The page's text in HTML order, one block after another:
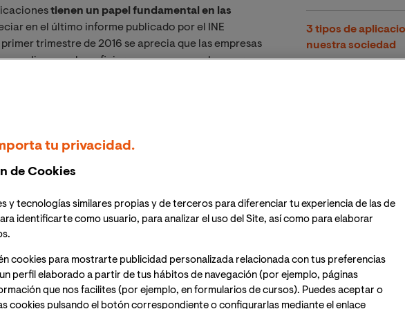
tienen un papel fundamental en las
en el último informe publicado por el INE
trimestre de 2016 se aprecia que las empresas
online para beneficiar sus procesos y alcanzar
en la cual España va acomodándose a las
los recursos que favorecen a las empresas a
Formación en
que seguirán
tras la cuarta
3 tipos de
nuestra sociedad
El entorno TIC en
Gestores de
Salidas
sistemas tic
tu privacidad.
de Cookies
y tecnologías similares propias y de terceros para diferenciar tu experiencia de las de
identificarte como usuario, para analizar el uso del Site, así como para elaborar
cookies para mostrarte publicidad personalizada relacionada con tus preferencias
perfil elaborado a partir de tus hábitos de navegación (por ejemplo, páginas
que nos facilites (por ejemplo, en formularios de cursos). Puedes aceptar o
cookies pulsando el botón correspondiente o configurarlas mediante el enlace